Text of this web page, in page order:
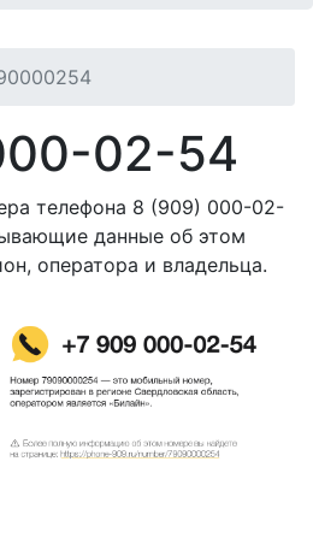
02-54
телефона 8 (909) 000-02-
данные об этом
оператора и владельца.